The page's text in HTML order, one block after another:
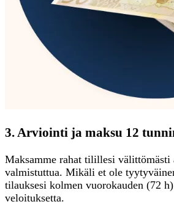
3. Arviointi ja maksu 12
Maksamme rahat tilillesi välittömästi
valmistuttua. Mikäli et ole
tilauksesi kolmen vuorokauden (72
veloituksetta.